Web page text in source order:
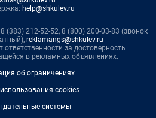
help@shkulev.ru
(383) 212-52-52, 8 (800) 200-03-83 (звонок
reklamangs@shkulev.ru
ответственности за достоверность
в рекламных объявлениях.
об ограничениях
cookies
системы